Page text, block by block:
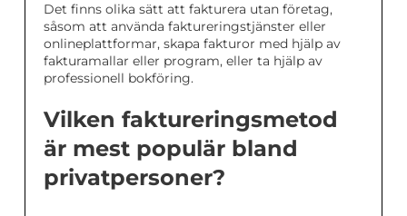
Det finns olika sätt att fakturera utan företag,
såsom att använda faktureringstjänster eller
onlineplattformar, skapa fakturor med hjälp av
fakturamallar eller program, eller ta hjälp av
professionell bokföring.
Vilken faktureringsmetod
är mest populär bland
privatpersoner?